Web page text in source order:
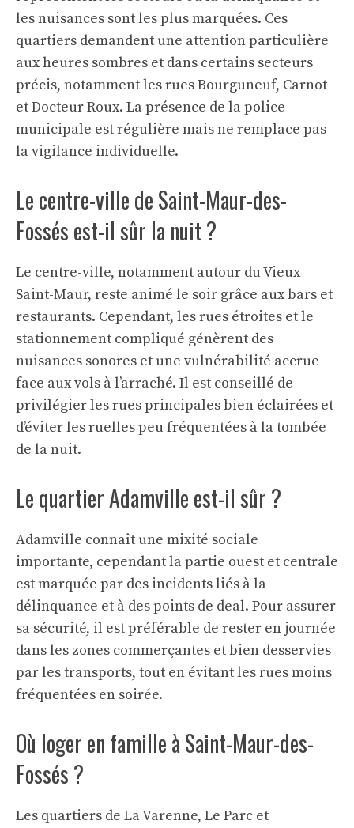
les nuisances sont les plus marquées. Ces
quartiers demandent une attention particulière
aux heures sombres et dans certains secteurs
précis, notamment les rues Bourguneuf, Carnot
et Docteur Roux. La présence de la police
municipale est régulière mais ne remplace pas
la vigilance individuelle.
Le centre-ville de Saint-Maur-des-
Fossés est-il sûr la nuit ?
Le centre-ville, notamment autour du Vieux
Saint-Maur, reste animé le soir grâce aux bars et
restaurants. Cependant, les rues étroites et le
stationnement compliqué génèrent des
nuisances sonores et une vulnérabilité accrue
face aux vols à l’arraché. Il est conseillé de
privilégier les rues principales bien éclairées et
d’éviter les ruelles peu fréquentées à la tombée
de la nuit.
Le quartier Adamville est-il sûr ?
Adamville connaît une mixité sociale
importante, cependant la partie ouest et centrale
est marquée par des incidents liés à la
délinquance et à des points de deal. Pour assurer
sa sécurité, il est préférable de rester en journée
dans les zones commerçantes et bien desservies
par les transports, tout en évitant les rues moins
fréquentées en soirée.
Où loger en famille à Saint-Maur-des-
Fossés ?
Les quartiers de La Varenne, Le Parc et